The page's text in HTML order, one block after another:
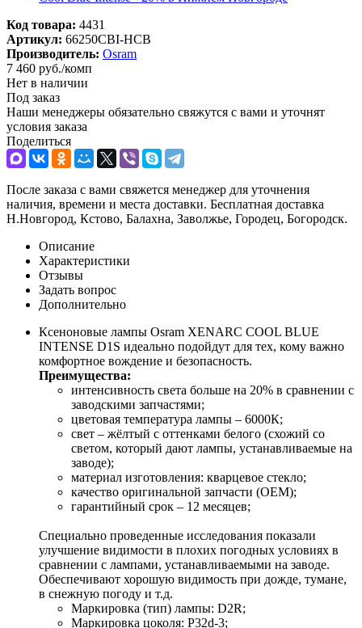
Код товара: 4431
Артикул: 66250CBI-HCB
Производитель: Osram
7 460 руб./комп
Нет в наличии
Под заказ
Наши менеджеры обязательно свяжутся с вами и уточнят
условия заказа
Поделиться
После заказа с вами свяжется менеджер для уточнения
наличия, времени и места доставки. Бесплатная доставка
Н.Новгород, Кстово, Балахна, Заволжье, Городец, Богородск.
Описание
Характеристики
Отзывы
Задать вопрос
Дополнительно
Ксеноновые лампы Osram XENARC COOL BLUE
INTENSE D1S идеально подойдут для тех, кому важно
комфортное вождение и безопасность.
Преимущества:
интенсивность света больше на 20% в сравнении с
заводскими запчастями;
цветовая температура лампы – 6000К;
свет – жёлтый с оттенками белого (схожий со
светом, который дают лампы, устанавливаемые на
заводе);
материал изготовления: кварцевое стекло;
качество оригинальной запчасти (OEM);
гарантийный срок – 12 месяцев;
Специально проведенные исследования показали
улучшение видимости в плохих погодных условиях в
сравнении с лампами, устанавливаемыми на заводе.
Обеспечивают хорошую видимость при дожде, тумане,
в снежную погоду и т.д.
Маркировка (тип) лампы: D2R;
Маркировка цоколя: P32d-3;